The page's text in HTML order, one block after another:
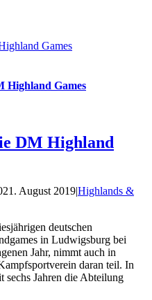
Games
Highland Games
DM Highland
21. August 2019|Highlands &
deutschen
in Ludwigsburg bei
Jahr, nimmt auch in
daran teil. In
sechs Jahren die Abteilung